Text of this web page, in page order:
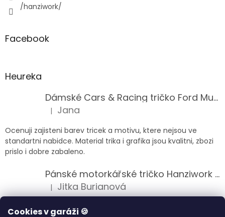
Cookies v garáži 🍪
/hanziwork/
Facebook
Heureka
Dámské Cars & Racing tričko Ford Mustang 5. generace
Hodnocení produktu je 5 z 5 hvězdiček.
| Jana
Ocenuji zajisteni barev tricek a motivu, ktere nejsou ve
standartni nabidce. Material trika i grafika jsou kvalitni, zbozi
prislo i dobre zabaleno.
Pánské motorkářské tričko Hanziwork Custom Bobber
Hodnocení produktu je 5 z 5 hvězdiček.
| Jitka Burianová
Splnil očekávání na jedničku